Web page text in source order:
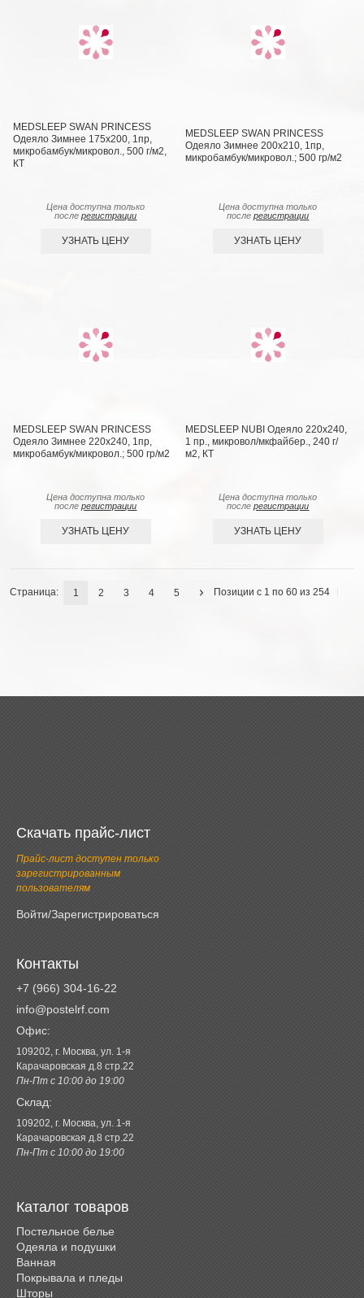
MEDSLEEP SWAN PRINCESS
Одеяло Зимнее 175х200, 1пр,
микробамбук/микровол., 500 г/м2,
КТ
Цена доступна только
послерегистрации
УЗНАТЬ ЦЕНУ
MEDSLEEP SWAN PRINCESS
Одеяло Зимнее 200х210, 1пр,
микробамбук/микровол.; 500 гр/м2
Цена доступна только
послерегистрации
УЗНАТЬ ЦЕНУ
MEDSLEEP SWAN PRINCESS
Одеяло Зимнее 220х240, 1пр,
микробамбук/микровол.; 500 гр/м2
Цена доступна только
послерегистрации
УЗНАТЬ ЦЕНУ
MEDSLEEP NUBI Одеяло 220х240,
1 пр., микровол/мкфайбер., 240 г/
м2, КТ
Цена доступна только
послерегистрации
УЗНАТЬ ЦЕНУ
Позиции с 1 по 60 из 254
Страница: 1 2 3 4 5
Скачать прайс-лист
Прайс-лист доступен только
зарегистрированным
пользователям
Войти/Зарегистрироваться
Контакты
+7 (966) 304-16-22
info@postelrf.com
Офис:
109202, г. Москва, ул. 1-я
Карачаровская д.8 стр.22
Пн-Пт с 10:00 до 19:00
Склад:
109202, г. Москва, ул. 1-я
Карачаровская д.8 стр.22
Пн-Пт с 10:00 до 19:00
Каталог товаров
Постельное белье
Одеяла и подушки
Ванная
Покрывала и пледы
Шторы